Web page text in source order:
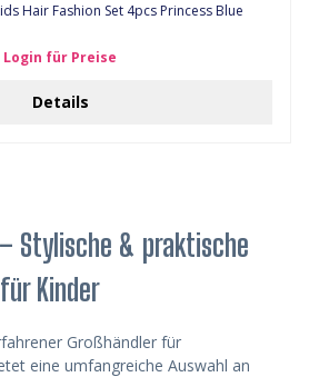
Hair Fashion Set 4pcs Princess Blue
Login für Preise
Details
Stylische & praktische
Kinder
Großhändler für
eine umfangreiche Auswahl an